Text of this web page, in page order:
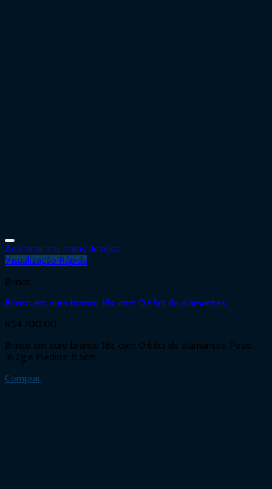
Adicionar aos meus desejos
Visualização Rápida
Brinco
Brinco em ouro branco 18k, com 0.65ct de diamantes
R$4.700,00
Brinco em ouro branco 18k, com 0.65ct de diamantes. Peso:
16,2g e Medida: 8,5cm .
Comprar